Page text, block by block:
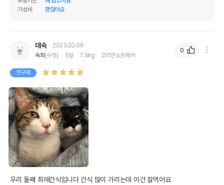
가성비
괜찮아요
데숙
2023.02.06
숙희(수컷) 5살 7.9kg 코리안쇼트헤어
첫구매
우리 둘째 최애간식입니다 간식 많이 가리는데 이건 잘먹어요
0